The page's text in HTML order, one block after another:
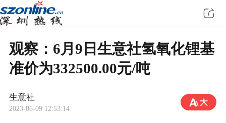
观察：6月9日生意社氢氧化锂基
准价为332500.00元/吨
生意社
2023-06-09 12:53:14